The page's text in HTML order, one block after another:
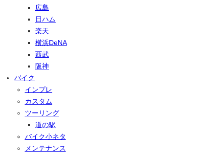
広島
日ハム
楽天
横浜DeNA
西武
阪神
バイク
インプレ
カスタム
ツーリング
道の駅
バイク小ネタ
メンテナンス